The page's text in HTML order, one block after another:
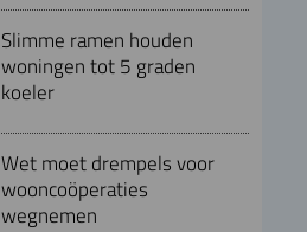
Slimme ramen houden
woningen tot 5 graden
koeler
Wet moet drempels voor
wooncoöperaties
wegnemen